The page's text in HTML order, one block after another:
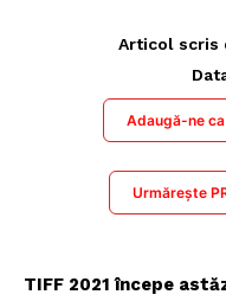
Articol scris
Adaugă-ne
Urmărește
TIFF 2021 începe